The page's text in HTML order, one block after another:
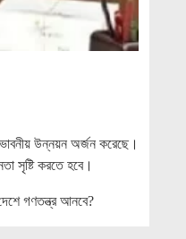
উন্নয়ন অর্জন করেছে।
সৃষ্টি করতে হবে।
গণতন্ত্র আনবে?